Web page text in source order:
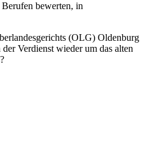
bewerten, in
(OLG) Oldenburg
Verdienst wieder um das alten